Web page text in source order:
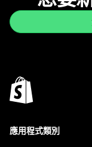
應用程式類別